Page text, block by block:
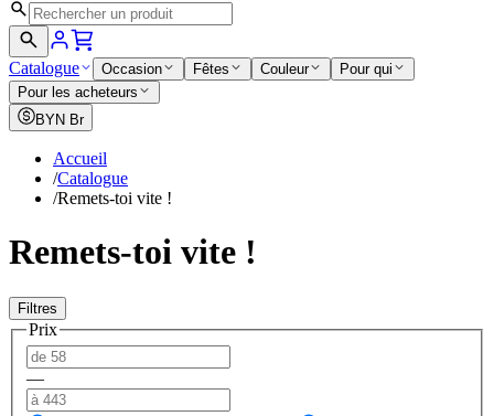
Catalogue Occasion Fêtes Couleur
Pour qui
Pour les acheteurs
BYN Br
Accueil
/Catalogue
/Remets-toi vite !
Remets-toi vite !
Filtres
Prix
—